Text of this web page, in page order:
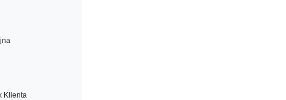
Klienta